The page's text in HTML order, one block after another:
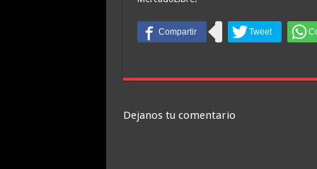
Dejanos tu comentario